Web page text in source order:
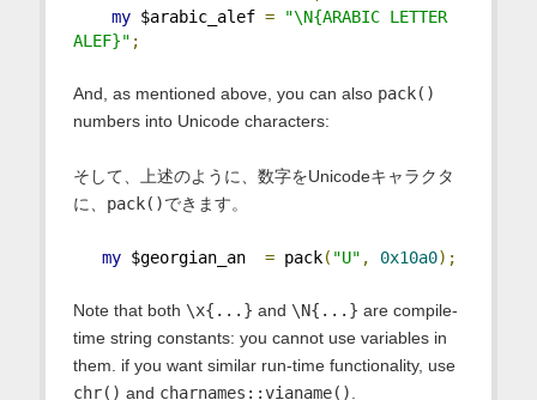
my $arabic_alef =
"\N{ARABIC LETTER
ALEF}" ;
And, as mentioned above, you can also pack()
numbers into Unicode characters:
そして、上述のように、数字をUnicodeキャラクタ
に、 pack()できます。
my $georgian_an = pack( "U" , 0x10a0);
Note that both \x{...} and \N{...} are compile-
time string constants: you cannot use variables in
them. if you want similar run-time functionality, use
chr() and charnames::vianame()